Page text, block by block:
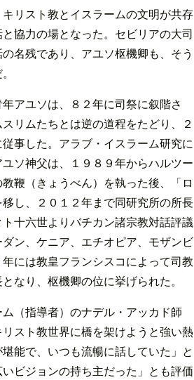
リスト教とイスラームの文明が共存
協力の場となった。セビリアの大司
名残であり、アユソ枢機卿も、そう
アユソは、８２年に司祭に叙階さ
リムたちとは逆の道程をたどり、２
事した。アラブ・イスラーム研究に
ソ神父は、１９８９年からハルツー
鞭（きょうべん）を執った後、「ロ
し、２０１２年まで同研究所の所長
十六世よりバチカン諸宗教対話評議
ン、ケニア、エチオピア、モザンビ
には教皇フランシスコによって司教
なり、枢機卿の位に挙げられた。
（指導者）のナデル・アッカド師
スト教世界に橋を架けようと強い熱
能で、いつも流暢に話していた」と
ビジョンの持ち主だった」とも評価